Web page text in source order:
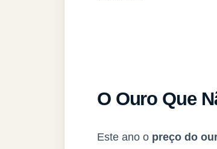
O Ouro Que
Este ano o preço do